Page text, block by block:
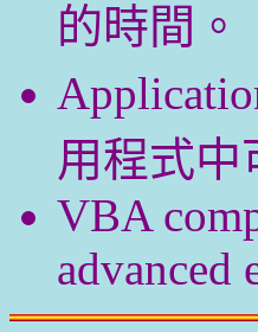
的時間。
用程式中
VBA
advanced